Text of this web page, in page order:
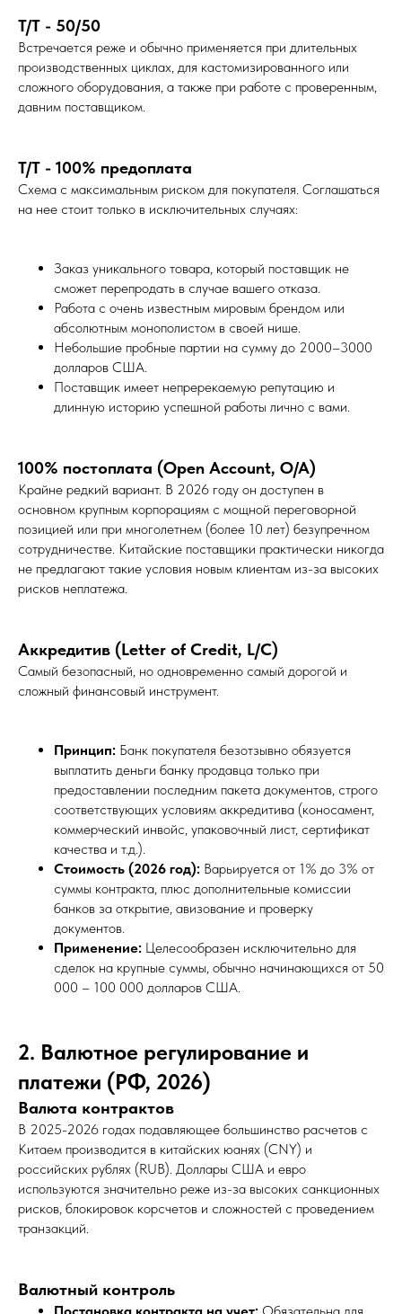
T/T - 50/50
Встречается реже и обычно применяется при длительных
производственных циклах, для кастомизированного или
сложного оборудования, а также при работе с проверенным,
давним поставщиком.
T/T - 100% предоплата
Схема с максимальным риском для покупателя. Соглашаться
на нее стоит только в исключительных случаях:
Заказ уникального товара, который поставщик не
сможет перепродать в случае вашего отказа.
Работа с очень известным мировым брендом или
абсолютным монополистом в своей нише.
Небольшие пробные партии на сумму до 2000–3000
долларов США.
Поставщик имеет непререкаемую репутацию и
длинную историю успешной работы лично с вами.
100% постоплата (Open Account, O/A)
Крайне редкий вариант. В 2026 году он доступен в
основном крупным корпорациям с мощной переговорной
позицией или при многолетнем (более 10 лет) безупречном
сотрудничестве. Китайские поставщики практически никогда
не предлагают такие условия новым клиентам из-за высоких
рисков неплатежа.
Аккредитив (Letter of Credit, L/C)
Самый безопасный, но одновременно самый дорогой и
сложный финансовый инструмент.
Принцип: Банк покупателя безотзывно обязуется
выплатить деньги банку продавца только при
предоставлении последним пакета документов, строго
соответствующих условиям аккредитива (коносамент,
коммерческий инвойс, упаковочный лист, сертификат
качества и т.д.).
Стоимость (2026 год): Варьируется от 1% до 3% от
суммы контракта, плюс дополнительные комиссии
банков за открытие, авизование и проверку
документов.
Применение: Целесообразен исключительно для
сделок на крупные суммы, обычно начинающихся от 50
000 – 100 000 долларов США.
2. Валютное регулирование и
платежи (РФ, 2026)
Валюта контрактов
В 2025-2026 годах подавляющее большинство расчетов с
Китаем производится в китайских юанях (CNY) и
российских рублях (RUB). Доллары США и евро
используются значительно реже из-за высоких санкционных
рисков, блокировок корсчетов и сложностей с проведением
транзакций.
Валютный контроль